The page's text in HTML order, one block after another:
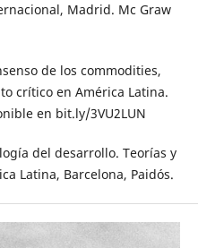
Madrid. Mc Graw
de los commodities,
crítico en América Latina.
en bit.ly/3VU2LUN
del desarrollo. Teorías y
Latina, Barcelona, Paidós.